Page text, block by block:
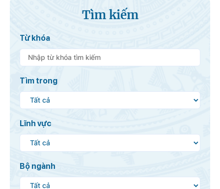
Tìm kiếm
Từ khóa
Tìm trong
Lĩnh vực
Bộ ngành